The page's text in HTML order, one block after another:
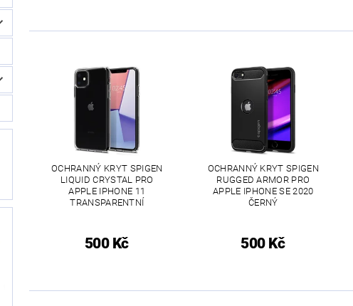
OCHRANNÝ KRYT SPIGEN
LIQUID CRYSTAL PRO
APPLE IPHONE 11
TRANSPARENTNÍ
500 Kč
OCHRANNÝ KRYT SPIGEN
RUGGED ARMOR PRO
APPLE IPHONE SE 2020
ČERNÝ
500 Kč